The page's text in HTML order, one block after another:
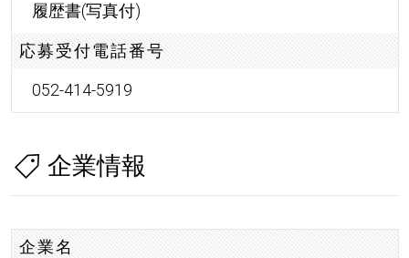
履歴書(写真付)
応募受付電話番号
052-414-5919
企業情報
企業名